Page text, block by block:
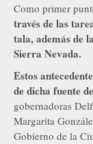
Como primer
través de las
tala, además de
Sierra Nevada.
Estos
de dicha fuente
gobernadoras
Margarita
Gobierno de la